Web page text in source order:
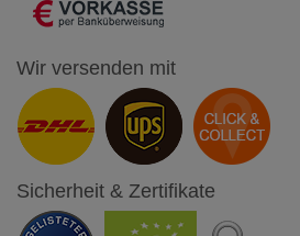
Wir versenden mit
Sicherheit & Zertifikate